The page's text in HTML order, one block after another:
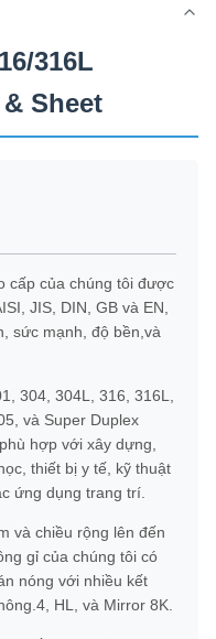
316L
Sheet
cấp của chúng tôi được
JIS, DIN, GB và EN,
sức mạnh, độ bền,và
304, 304L, 316, 316L,
và Super Duplex
hợp với xây dựng,
thiết bị y tế, kỹ thuật
ứng dụng trang trí.
và chiều rộng lên đến
gỉ của chúng tôi có
nóng với nhiều kết
HL, và Mirror 8K.